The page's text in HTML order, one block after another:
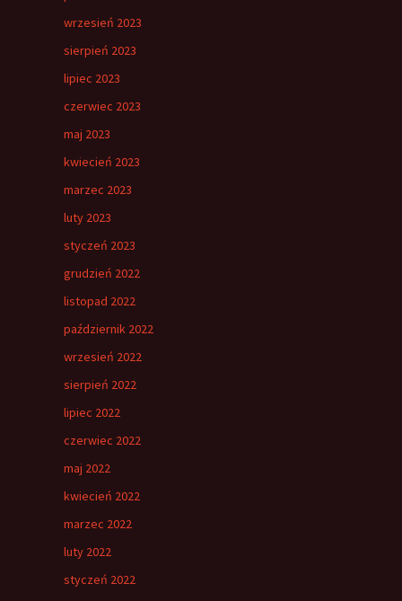
wrzesień 2023
sierpień 2023
lipiec 2023
czerwiec 2023
maj 2023
kwiecień 2023
marzec 2023
luty 2023
styczeń 2023
grudzień 2022
listopad 2022
październik 2022
wrzesień 2022
sierpień 2022
lipiec 2022
czerwiec 2022
maj 2022
kwiecień 2022
marzec 2022
luty 2022
styczeń 2022